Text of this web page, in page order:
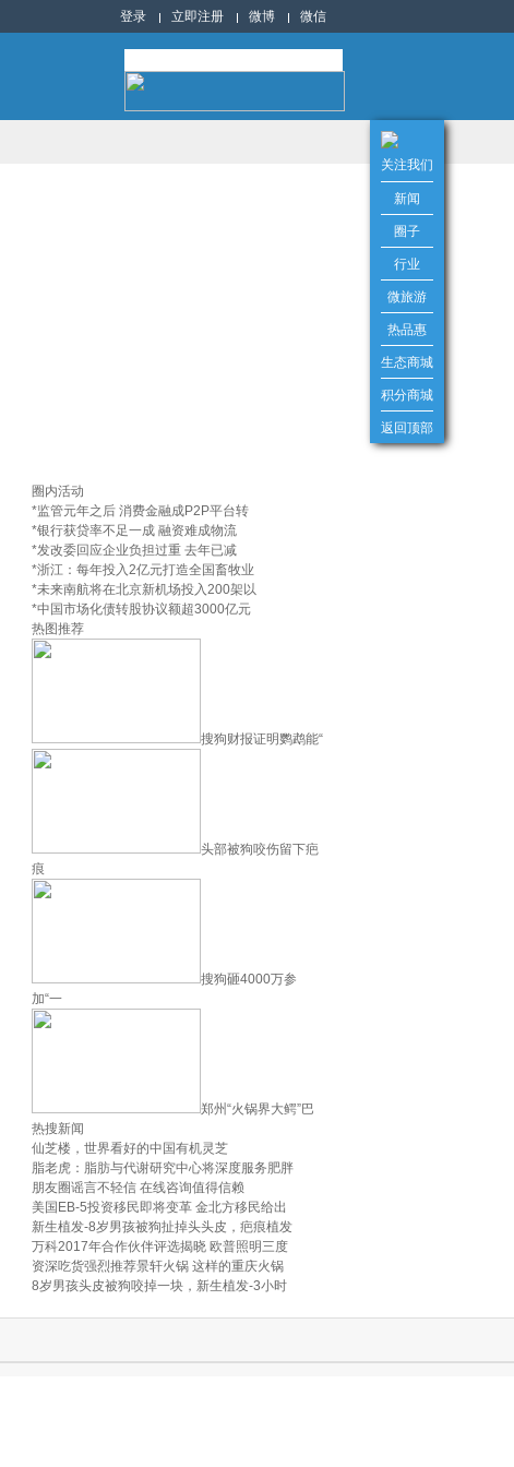
登录 立即注册 微博 微信
圈内活动
*监管元年之后 消费金融成P2P平台转
*银行获贷率不足一成 融资难成物流
*发改委回应企业负担过重 去年已减
*浙江：每年投入2亿元打造全国畜牧业
*未来南航将在北京新机场投入200架以
*中国市场化债转股协议额超3000亿元
热图推荐
搜狗财报证明鹦鹉能“
头部被狗咬伤留下疤
痕
搜狗砸4000万参
加“一
郑州“火锅界大鳄”巴
热搜新闻
仙芝楼，世界看好的中国有机灵芝
脂老虎：脂肪与代谢研究中心将深度服务肥胖
朋友圈谣言不轻信 在线咨询值得信赖
美国EB-5投资移民即将变革 金北方移民给出
新生植发-8岁男孩被狗扯掉头头皮，疤痕植发
万科2017年合作伙伴评选揭晓 欧普照明三度
资深吃货强烈推荐景轩火锅 这样的重庆火锅
8岁男孩头皮被狗咬掉一块，新生植发-3小时
关注我们
新闻
圈子
行业
微旅游
热品惠
生态商城
积分商城
返回顶部